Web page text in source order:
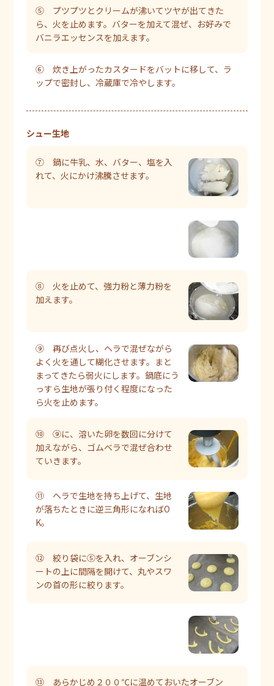
⑤ プツプツとクリームが沸いてツヤが出てきた
ら、火を止めます。バターを加えて混ぜ、お好みで
バニラエッセンスを加えます。
⑥ 炊き上がったカスタードをバットに移して、ラ
ップで密封し、冷蔵庫で冷やします。
シュー生地
⑦ 鍋に牛乳、水、バター、塩を入
れて、火にかけ沸騰させます。
⑧ 火を止めて、強力粉と薄力粉を
加えます。
⑨ 再び点火し、ヘラで混ぜながら
よく火を通して糊化させます。まと
まってきたら弱火にします。鍋底にう
っすら生地が張り付く程度になった
ら火を止めます。
⑩ ⑨に、溶いた卵を数回に分けて
加えながら、ゴムベラで混ぜ合わせ
ていきます。
⑪ ヘラで生地を持ち上げて、生地
が落ちたときに逆三角形になればO
K。
⑫ 絞り袋に⑤を入れ、オーブンシ
ートの上に間隔を開けて、丸やスワ
ンの首の形に絞ります。
⑬ あらかじめ２００℃に温めておいたオーブン